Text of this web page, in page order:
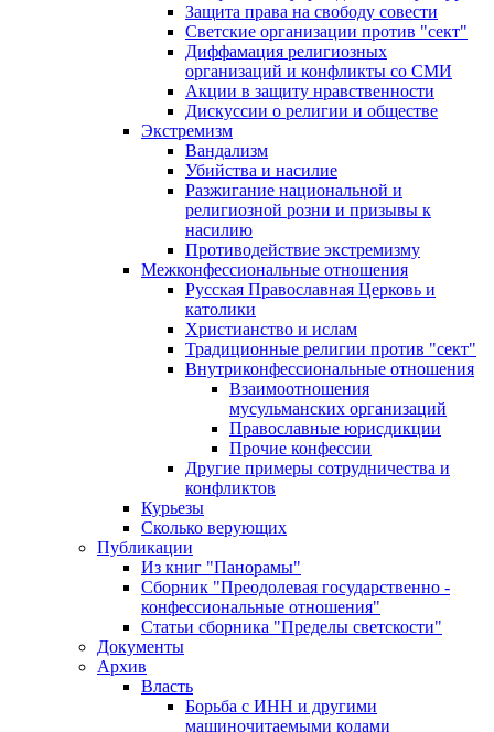
Защита права на свободу совести
Светские организации против "сект"
Диффамация религиозных
организаций и конфликты со СМИ
Акции в защиту нравственности
Дискуссии о религии и обществе
Экстремизм
Вандализм
Убийства и насилие
Разжигание национальной и
религиозной розни и призывы к
насилию
Противодействие экстремизму
Межконфессиональные отношения
Русская Православная Церковь и
католики
Христианство и ислам
Традиционные религии против "сект"
Внутриконфессиональные отношения
Взаимоотношения
мусульманских организаций
Православные юрисдикции
Прочие конфессии
Другие примеры сотрудничества и
конфликтов
Курьезы
Сколько верующих
Публикации
Из книг "Панорамы"
Сборник "Преодолевая государственно -
конфессиональные отношения"
Статьи сборника "Пределы светскости"
Документы
Архив
Власть
Борьба с ИНН и другими
машиночитаемыми кодами